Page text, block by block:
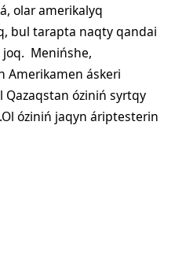
olar amerikalyq
bul tarapta naqty qandai
Menińshe,
Amerikamen áskeri
Qazaqstan óziniń syrtqy
óziniń jaqyn áriptesterin